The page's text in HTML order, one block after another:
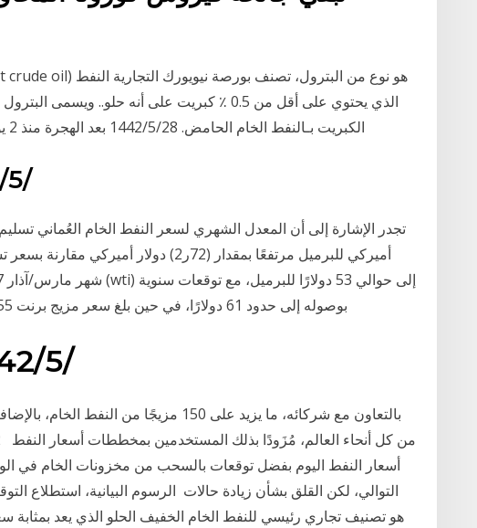
الذي يحتوي على أقل من 0.5 ٪ كبريت على أنه حلو..
الكبريت بـالنفط الخام الحامض. 28‏‏/5‏‏/1442 بعد الهجرة منذ 2 يوم 29‏‏/5‏‏/1442 بعد الهجرة منذ 2 يوم
26‏‏/5‏‏/1442 بعد الهجرة
أميركي للبرميل مرتفعًا بمقدار (72ر2)
بوصوله إلى حدود 61 دولارًا، في حين بلغ سعر مزيج برنت 55 دولارًا للبرميل. وبلغ سعر خام برنت
19‏‏/5‏‏/1442 بعد الهجرة
أسعار النفط اليوم بفضل توقعات بالسحب من مخزونات الخام في
التوالي، لكن القلق بشأن زيادة حالات الرسوم البيانية، استطلاع